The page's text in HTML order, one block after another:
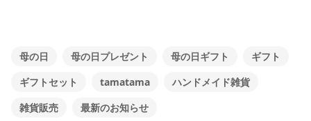
母の日 母の日プレゼント 母の日ギフト
ギフト
ギフトセット
tamatama
ハンドメイド雑貨
雑貨販売
最新のお知らせ